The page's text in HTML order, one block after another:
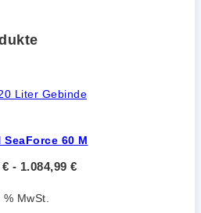
SeaForce 60 M
€ - 1.084,99 €
MwSt.